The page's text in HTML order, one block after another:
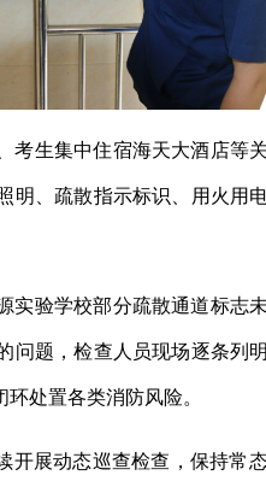
考生集中住宿海天大酒店等
明、疏散指示标识、用火用
实验学校部分疏散通道标志
问题，检查人员现场逐条列
处置各类消防风险。
开展动态巡查检查，保持常